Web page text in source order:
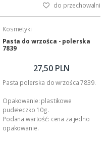
do przechowalni
Kosmetyki
Pasta do wrzośca - polerska
7839
27,50 PLN
Pasta polerska do wrzośca 7839.
Opakowanie: plastikowe
pudełeczko 10g.
Podana wartość: cena za jedno
opakowanie.